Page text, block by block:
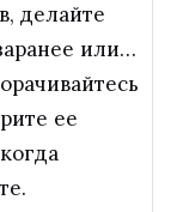
делайте
или…
ее